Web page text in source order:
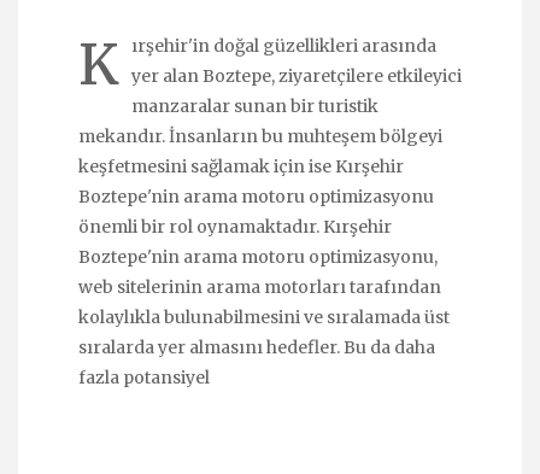
K
ırşehir'in doğal güzellikleri arasında
yer alan Boztepe, ziyaretçilere etkileyici
manzaralar sunan bir turistik
mekandır. İnsanların bu muhteşem bölgeyi
keşfetmesini sağlamak için ise Kırşehir
Boztepe'nin arama motoru optimizasyonu
önemli bir rol oynamaktadır. Kırşehir
Boztepe'nin arama motoru optimizasyonu,
web sitelerinin arama motorları tarafından
kolaylıkla bulunabilmesini ve sıralamada üst
sıralarda yer almasını hedefler. Bu da daha
fazla potansiyel